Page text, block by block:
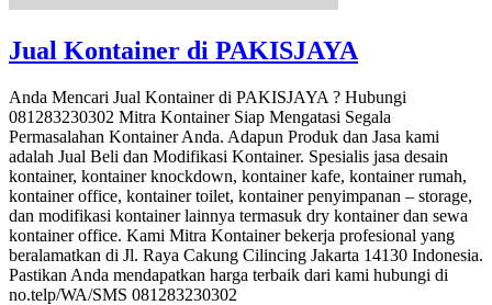
Jual Kontainer di PAKISJAYA
Anda Mencari Jual Kontainer di PAKISJAYA ? Hubungi
081283230302 Mitra Kontainer Siap Mengatasi Segala
Permasalahan Kontainer Anda. Adapun Produk dan Jasa kami
adalah Jual Beli dan Modifikasi Kontainer. Spesialis jasa desain
kontainer, kontainer knockdown, kontainer kafe, kontainer rumah,
kontainer office, kontainer toilet, kontainer penyimpanan – storage,
dan modifikasi kontainer lainnya termasuk dry kontainer dan sewa
kontainer office. Kami Mitra Kontainer bekerja profesional yang
beralamatkan di Jl. Raya Cakung Cilincing Jakarta 14130 Indonesia.
Pastikan Anda mendapatkan harga terbaik dari kami hubungi di
no.telp/WA/SMS 081283230302